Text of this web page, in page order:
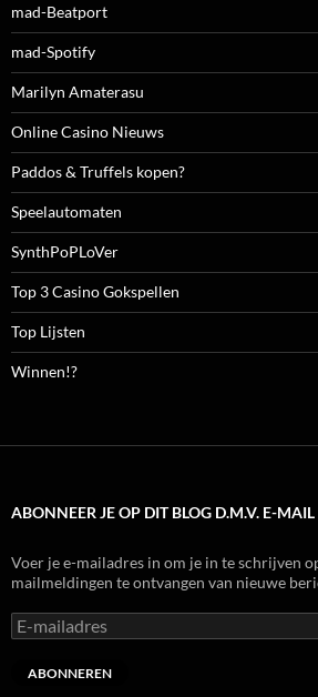
mad-Beatport
mad-Spotify
Marilyn Amaterasu
Online Casino Nieuws
Paddos & Truffels kopen?
Speelautomaten
SynthPoPLoVer
Top 3 Casino Gokspellen
Top Lijsten
Winnen!?
ABONNEER JE OP DIT BLOG D.M.V. E-MAIL
Voer je e-mailadres in om je in te schrijven
mailmeldingen te ontvangen van nieuwe
E-
mailadres
ABONNEREN